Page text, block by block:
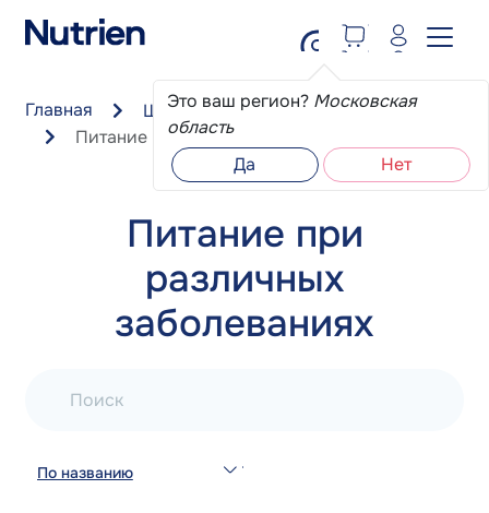
Это ваш регион? Московская
область
Да
Нет
Главная
Школа пациента
Питание при различных заболеваниях
Питание при
различных
заболеваниях
Поиск
По названию